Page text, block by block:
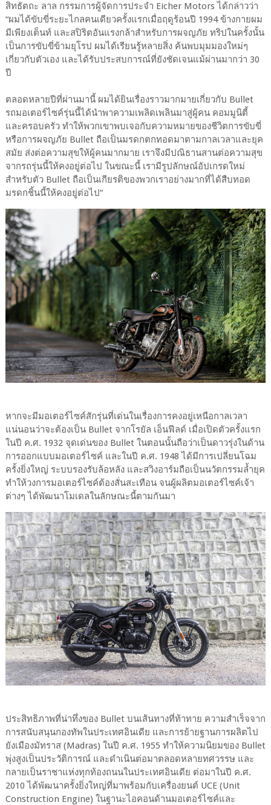
สิทธัตถะ ลาล กรรมการผู้จัดการประจำ Eicher Motors ได้กล่าวว่า
“ผมได้ขับขี่ระยะไกลคนเดียวครั้งแรกเมื่อฤดูร้อนปี 1994 ข้างกายผม
มีเพียงเต็นท์ และสปิริตอันแรงกล้าสำหรับการผจญภัย ทริปในครั้งนั้น
เป็นการขับขี่ข้ามยุโรป ผมได้เรียนรู้หลายสิ่ง ค้นพบมุมมองใหม่ๆ
เกี่ยวกับตัวเอง และได้รับประสบการณ์ที่ยังชัดเจนแม้ผ่านมากว่า 30
ปี
ตลอดหลายปีที่ผ่านมานี้ ผมได้ยินเรื่องราวมากมายเกี่ยวกับ Bullet
รถมอเตอร์ไซค์รุ่นนี้ได้นำพาความเพลิดเพลินมาสู่ผู้คน คอมมูนิตี้
และครอบครัว ทำให้พวกเขาพบเจอกับความหมายของชีวิตการขับขี่
หรือการผจญภัย Bullet ถือเป็นมรดกตกทอดมาตามกาลเวลาและยุค
สมัย ส่งต่อความสุขให้ผู้คนมากมาย เราจึงมีปณิธานสานต่อความสุข
จากรถรุ่นนี้ให้คงอยู่ต่อไป ในขณะนี้ เรามีรูปลักษณ์อัปเกรดใหม่
สำหรับตัว Bullet ถือเป็นเกียรติของพวกเราอย่างมากที่ได้สืบทอด
มรดกชิ้นนี้ให้คงอยู่ต่อไป”
หากจะมีมอเตอร์ไซค์สักรุ่นที่เด่นในเรื่องการคงอยู่เหนือกาลเวลา
แน่นอนว่าจะต้องเป็น Bullet จากโรยัล เอ็นฟีลด์ เมื่อเปิดตัวครั้งแรก
ในปี ค.ศ. 1932 จุดเด่นของ Bullet ในตอนนั้นถือว่าเป็นดาวรุ่งในด้าน
การออกแบบมอเตอร์ไซค์ และในปี ค.ศ. 1948 ได้มีการเปลี่ยนโฉม
ครั้งยิ่งใหญ่ ระบบรองรับล้อหลัง และสวิงอาร์มถือเป็นนวัตกรรมล้ำยุค
ทำให้วงการมอเตอร์ไซค์ต้องสั่นสะเทือน จนผู้ผลิตมอเตอร์ไซค์เจ้า
ต่างๆ ได้พัฒนาโมเดลในลักษณะนี้ตามกันมา
ประสิทธิภาพที่น่าทึ่งของ Bullet บนเส้นทางที่ท้าทาย ความสำเร็จจาก
การสนับสนุนกองทัพในประเทศอินเดีย และการย้ายฐานการผลิตไป
ยังเมืองมัทราส (Madras) ในปี ค.ศ. 1955 ทำให้ความนิยมของ Bullet
พุ่งสูงเป็นประวัติการณ์ และดำเนินต่อมาตลอดหลายทศวรรษ และ
กลายเป็นราชาแห่งทุกท้องถนนในประเทศอินเดีย ต่อมาในปี ค.ศ.
2010 ได้พัฒนาครั้งยิ่งใหญ่ที่มาพร้อมกับเครื่องยนต์ UCE (Unit
Construction Engine) ในฐานะไอคอนด้านมอเตอร์ไซค์และ